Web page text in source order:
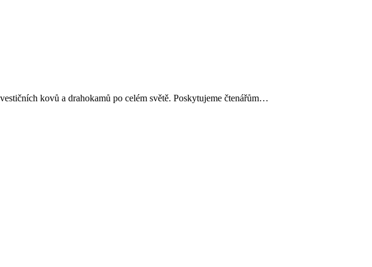
kovů a drahokamů po celém světě. Poskytujeme čtenářům…